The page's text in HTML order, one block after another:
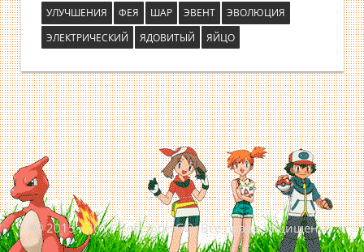
УЛУЧШЕНИЯ
ФЕЯ ШАР ЭВЕНТ
ЭВОЛЮЦИЯ
ЭЛЕКТРИЧЕСКИЙ
ЯДОВИТЫЙ ЯЙЦО
© 2015 - 2017 Pokemon GO. Все права защищены.